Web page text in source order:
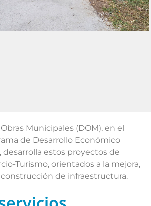
Municipales (DOM), en el
de Desarrollo Económico
desarrolla estos proyectos de
Turismo, orientados a la mejora,
de infraestructura.